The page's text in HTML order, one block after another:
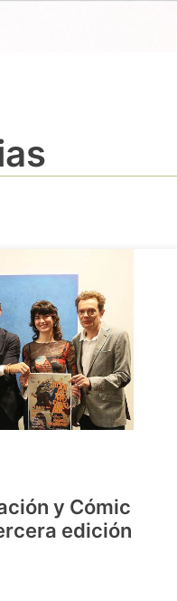
y Cómic
edición